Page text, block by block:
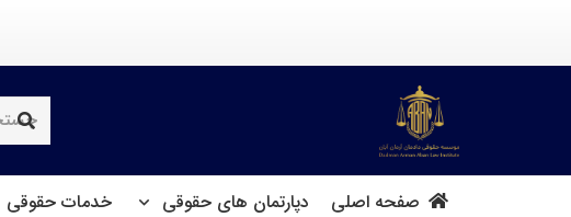
صفحه اصلی دپارتمان های حقوقی خدمات حقوقی